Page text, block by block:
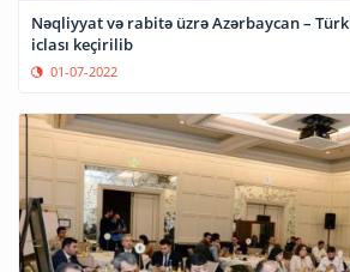
Nəqliyyat və rabitə üzrə Azərbaycan –
01-07-2022